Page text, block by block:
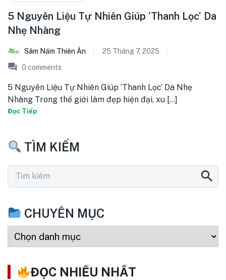
5 Nguyên Liệu Tự Nhiên Giúp ‘Thanh Lọc’ Da
Nhẹ Nhàng
Sâm Nấm Thiên Ân
25 Tháng 7, 2025
0 comments
5 Nguyên Liệu Tự Nhiên Giúp ‘Thanh Lọc’ Da Nhẹ
Nhàng Trong thế giới làm đẹp hiện đại, xu [...]
Đọc Tiếp
TÌM KIẾM
CHUYÊN MỤC
ĐỌC NHIỀU NHẤT